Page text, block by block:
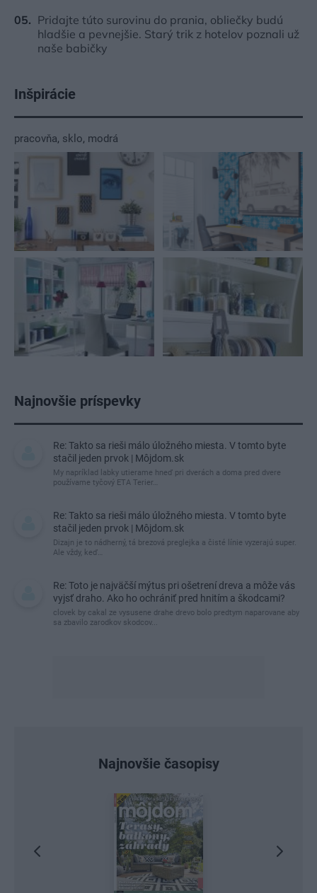
Pridajte túto surovinu do prania, obliečky budú
hladšie a pevnejšie. Starý trik z hotelov poznali už
naše babičky
Inšpirácie
pracovňa, sklo, modrá
Najnovšie príspevky
Re: Takto sa rieši málo úložného miesta. V tomto byte
stačil jeden prvok | Môjdom.sk
My napríklad labky utierame hneď pri dverách a doma pred dvere
používame tyčový ETA Terier…
Re: Takto sa rieši málo úložného miesta. V tomto byte
stačil jeden prvok | Môjdom.sk
Dizajn je to nádherný, tá brezová preglejka a čisté línie vyzerajú super.
Ale vždy, keď…
Re: Toto je najväčší mýtus pri ošetrení dreva a môže vás
vyjsť draho. Ako ho ochrániť pred hnitím a škodcami?
clovek by cakal ze vysusene drahe drevo bolo predtym naparovane aby
sa zbavilo zarodkov skodcov...
Najnovšie časopisy